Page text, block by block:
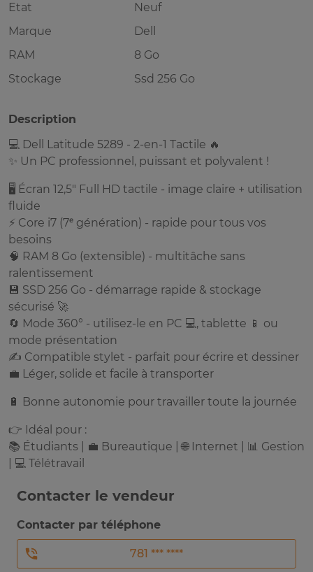
Etat
Neuf
Marque
Dell
RAM
8 Go
Stockage
Ssd 256 Go
Description
💻 Dell Latitude 5289 - 2-en-1 Tactile 🔥
✨ Un PC professionnel, puissant et polyvalent !
🖥️ Écran 12,5" Full HD tactile - image claire + utilisation
fluide
⚡ Core i7 (7ᵉ génération) - rapide pour tous vos
besoins
🧠 RAM 8 Go (extensible) - multitâche sans
ralentissement
💾 SSD 256 Go - démarrage rapide & stockage
sécurisé 🚀
🔄 Mode 360° - utilisez-le en PC 💻, tablette 📱 ou
mode présentation
✍️ Compatible stylet - parfait pour écrire et dessiner
💼 Léger, solide et facile à transporter
🔋 Bonne autonomie pour travailler toute la journée
👉 Idéal pour :
📚 Étudiants | 💼 Bureautique | 🌐 Internet | 📊 Gestion
| 💻 Télétravail
Contacter le vendeur
Contacter par téléphone
781 *** ****